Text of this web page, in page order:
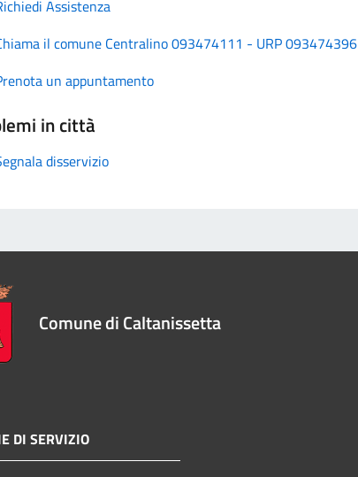
Assistenza
il comune Centralino 093474111 - URP 093474396
un appuntamento
in città
disservizio
Comune di Caltanissetta
DI SERVIZIO